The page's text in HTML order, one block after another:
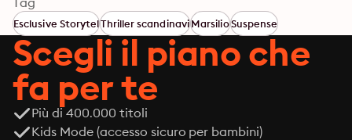
svolgendo una sua indagine privata.
Esclusive StorytelThriller scandinaviMarsilioSuspense
Scegli il piano che
fa per te
Più di 400.000 titoli
Kids Mode (accesso sicuro per bambini)